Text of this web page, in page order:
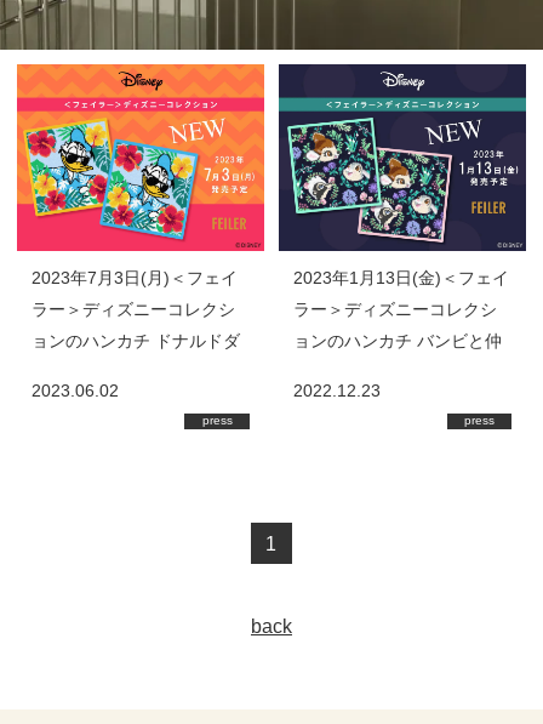
2023年7月3日(月)＜フェイ
ラー＞ディズニーコレクシ
ョンのハンカチ ドナルドダ
ラインショップにて発売
2023.06.02
press
2023年1月13日(金)＜フェイ
ラー＞ディズニーコレクシ
ョンのハンカチ バンビと仲
2022.12.23
press
1
back